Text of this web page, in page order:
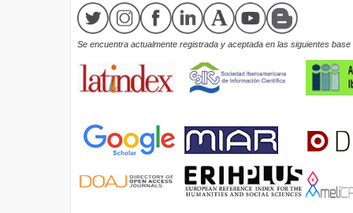
Se encuentra actualmente registrada y aceptada en las siguientes